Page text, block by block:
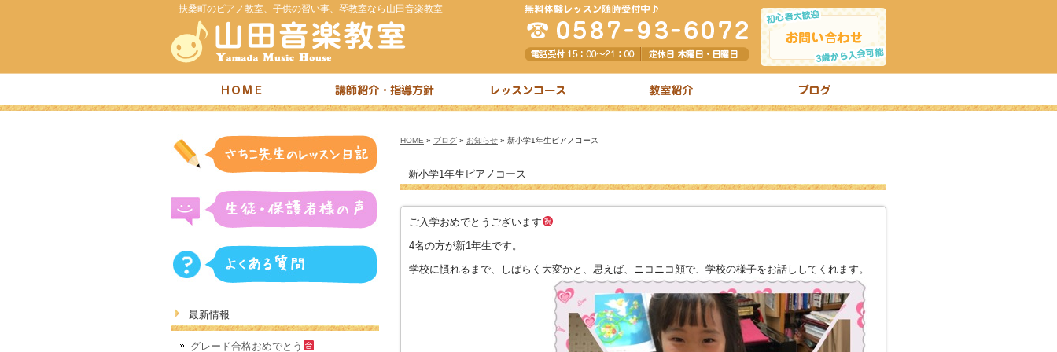
扶桑町のピアノ教室、子供の習い事、琴教室なら山田音楽教室
HOME » ブログ » お知らせ » 新小学1年生ピアノコース
新小学1年生ピアノコース
ご入学おめでとうございます
4名の方が新1年生です。
学校に慣れるまで、しばらく大変かと、思えば、ニコニコ顔で、学校の様子をお話ししてくれます。
最新情報
グレード合格おめでとう